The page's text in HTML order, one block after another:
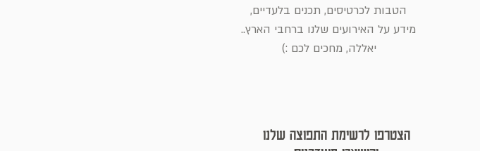
הטבות לכרטיסים, תכנים בלעדיים,
מידע על האירועים שלנו ברחבי הארץ..
יאללה, מחכים לכם :)
הצטרפו לרשימת התפוצה שלנו